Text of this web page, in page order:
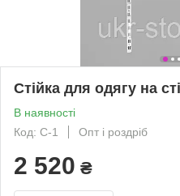
Стійка для одягу на
В наявності
Код: С-1
Опт і роздріб
2 520 ₴